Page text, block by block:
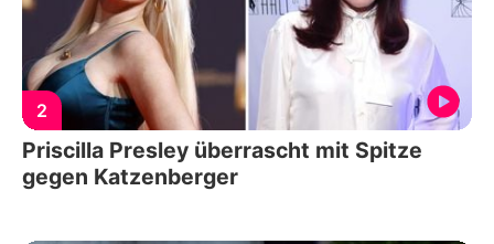
2
Priscilla Presley überrascht mit Spitze
gegen Katzenberger